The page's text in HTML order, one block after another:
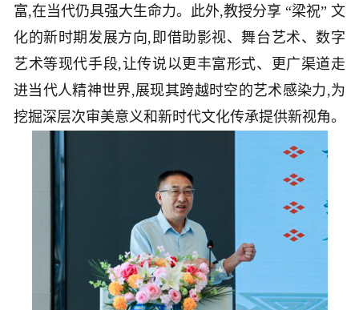
富,在当代仍具强大生命力。此外,教授分享 “梁祝” 文
化的新时期发展方向,即借助影视、舞台艺术、数字
艺术等现代手段,让传说以更丰富形式、更广渠道走
进当代人精神世界,展现其跨越时空的艺术感染力,为
挖掘深层次审美意义和新时代文化传承提供新视角。